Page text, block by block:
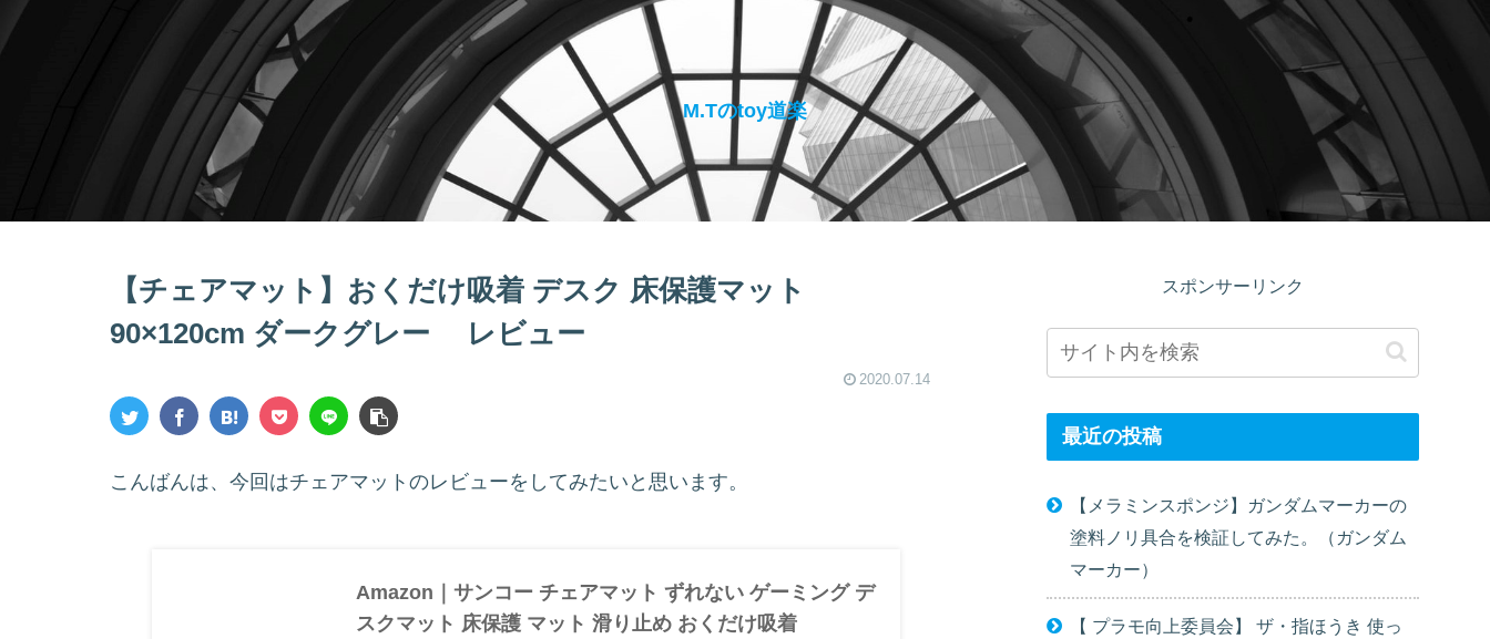
M.Tのtoy道楽
【チェアマット】おくだけ吸着 デスク 床保護マット
90×120cm ダークグレー レビュー
2020.07.14
こんばんは、今回はチェアマットのレビューをしてみたいと思います。
Amazon｜サンコー チェアマット ずれない ゲーミング デ
スクマット 床保護 マット 滑り止め おくだけ吸着
スポンサーリンク
最近の投稿
【メラミンスポンジ】ガンダムマーカーの
塗料ノリ具合を検証してみた。（ガンダム
マーカー）
【 プラモ向上委員会】 ザ・指ほうき 使っ